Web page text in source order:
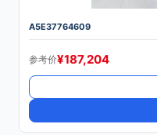
A5E37764609
参考价¥187,204